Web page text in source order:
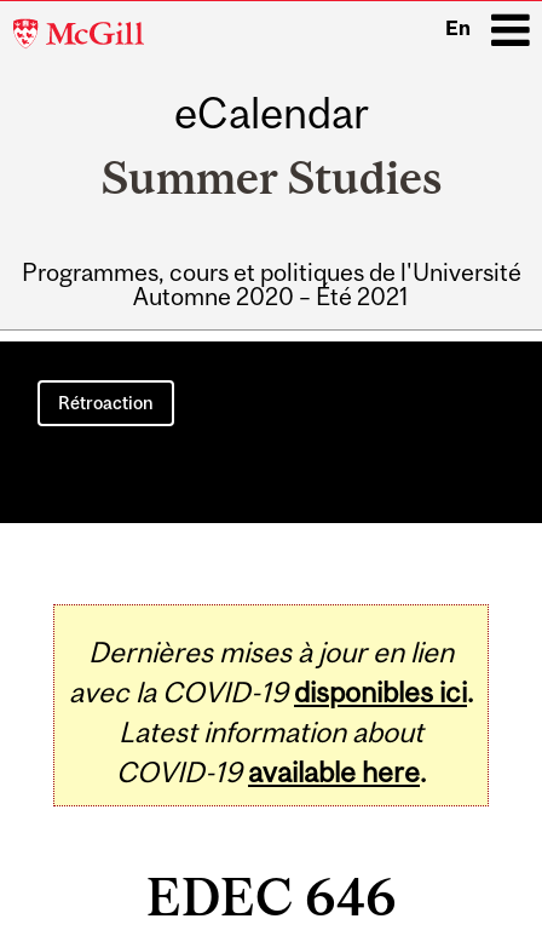
McGill
En
eCalendar
Summer Studies
Programmes, cours et politiques de l'Université
Automne 2020 – Été 2021
Main
navigation
Rétroaction
Dernières mises à jour en lien
avec la COVID-19 disponibles ici.
Latest information about
COVID-19 available here.
EDEC 646